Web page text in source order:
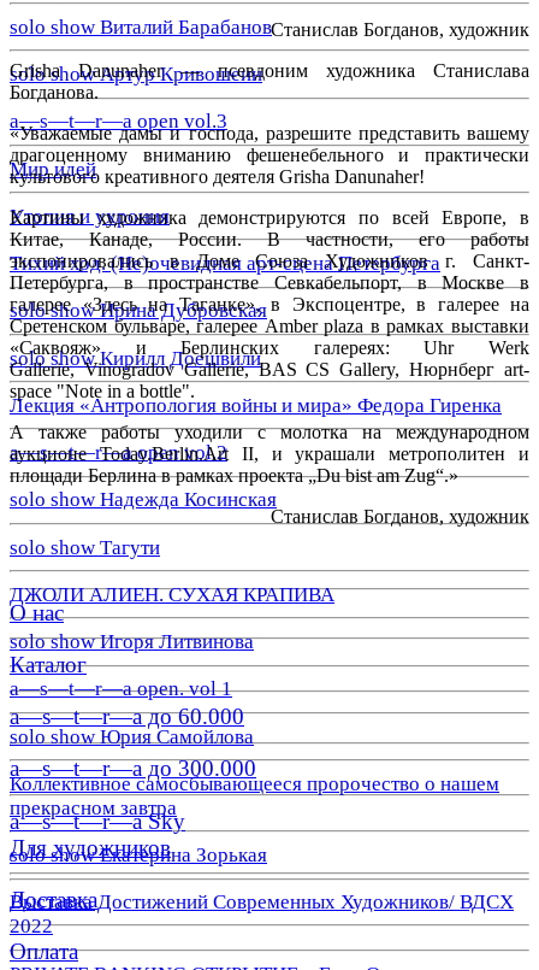
solo show Виталий Барабанов
solo show Артур Кривошеин
a—s—t—r—a open vol.3
Мир идей
Утопия и ухрония
Тихий ход. (Не)очевидная арт-сцена Петербурга
solo show Ирина Дубровская
solo show Кирилл Доешвили
Лекция «Антропология войны и мира» Федора Гиренка
a—s—t—r—a open vol.2
solo show Надежда Косинская
solo show Тагути
ДЖОЛИ АЛИЕН. СУХАЯ КРАПИВА
solo show Игоря Литвинова
a—s—t—r—a open. vol 1
solo show Юрия Самойлова
Коллективное самосбывающееся пророчество о нашем
прекрасном завтра
solo show Екатерина Зорькая
Выставка Достижений Современных Художников/ ВДСХ
2022
Станислав Богданов, художник
Grisha Danunaher— псевдоним художника Станислава
Богданова.
«Уважаемые дамы и господа, разрешите представить вашему
драгоценному вниманию фешенебельного и практически
культового креативного деятеля Grisha Danunaher!
Картины художника демонстрируются по всей Европе, в
Китае, Канаде, России. В частности, его работы
экспонировались в Доме Союза Художников г. Санкт-
Петербурга, в пространстве Севкабельпорт, в Москве в
галерее «Здесь на Таганке», в Экспоцентре, в галерее на
Сретенском бульваре, галерее Amber plaza в рамках выставки
«Саквояж» и Берлинских галереях: Uhr Werk
Gallerie, Vinogradov Gallerie, BAS CS Gallery, Нюрнберг art-
space "Note in a bottle".
А также работы уходили с молотка на международном
аукционе Today.Berlin.Art II, и украшали метрополитен и
площади Берлина в рамках проекта „Du bist am Zug“.»
Станислав Богданов, художник
О нас
Каталог
a—s—t—r—a до 60.000
a—s—t—r—a до 300.000
a—s—t—r—a Sky
Для художников
Доставка
Оплата